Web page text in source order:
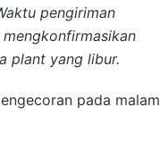
pengiriman
plant yang libur.
pada malam